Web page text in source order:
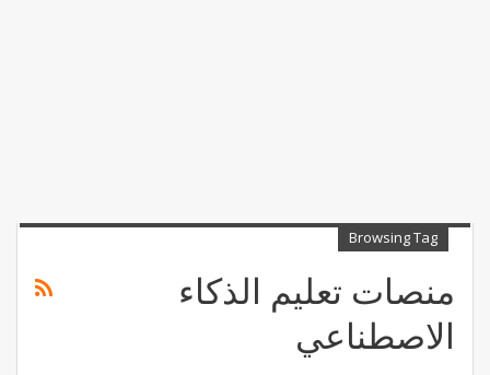
Browsing Tag
منصات تعليم الذكاء
الاصطناعي